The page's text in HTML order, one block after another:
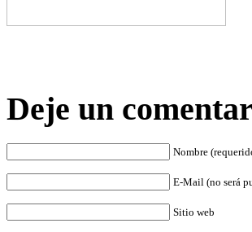
Deje un
Nombre
E-Mail (no será
Sitio web